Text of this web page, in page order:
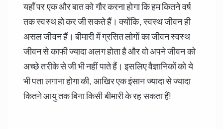
यहाँ पर एक और बात को गौर करना होगा कि हम कितने वर्ष
तक स्वस्थ हो कर जी सकते हैं। क्योंकि, स्वस्थ जीवन ही
असल जीवन हैं। बीमारी में ग्रसित लोगों का जीवन स्वस्थ
जीवन से काफी ज्यादा अलग होता है और वो अपने जीवन को
अच्छे तरीके से जी भी नहीं पाते हैं। इसलिए वैज्ञानिकों को ये
भी पता लगाना होगा की, आखिर एक इंसान ज्यादा से ज्यादा
कितने आयु तक बिना किसी बीमारी के रह सकता हैं!